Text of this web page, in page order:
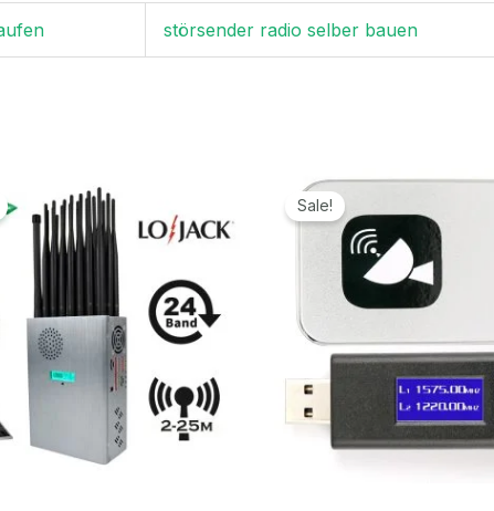
störsender radio selber bauen
Preis
war:
1.299,00€
Preis
789,99€.
Sale!
Ursprünglicher
war:
169,00€
Aktueller
ist:
69,99€.